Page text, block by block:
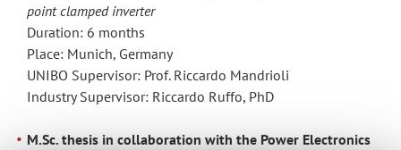
point clamped inverter
Duration: 6 months
Place: Munich, Germany
UNIBO Supervisor: Prof. Riccardo Mandrioli
Industry Supervisor: Riccardo Ruffo, PhD
M.Sc. thesis in collaboration with the Power Electronics